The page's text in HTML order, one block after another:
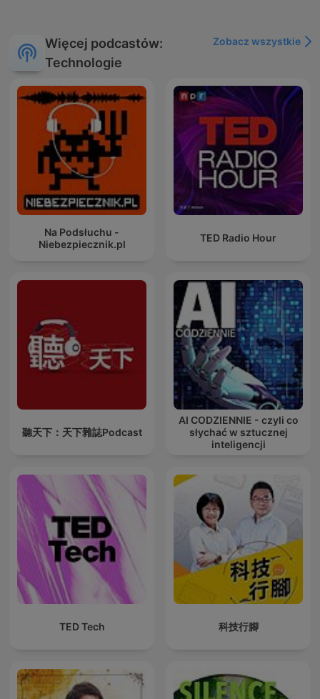
Więcej podcastów:
Technologie
Zobacz wszystkie
Na Podsłuchu -
Niebezpiecznik.pl
TED Radio Hour
聽天下：天下雜誌Podcast
AI CODZIENNIE - czyli co
słychać w sztucznej
inteligencji
TED Tech 科技行腳